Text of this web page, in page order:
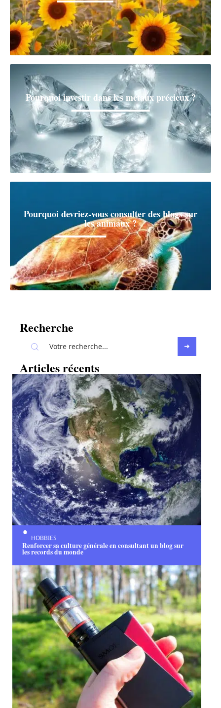
Pourquoi investir dans les métaux précieux ?
Pourquoi devriez-vous consulter des blogs sur
les animaux ?
Recherche
Articles récents
HOBBIES
Renforcer sa culture générale en consultant un blog sur
les records du monde